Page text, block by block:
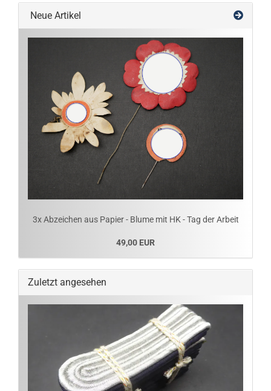
Neue Artikel
3x Abzeichen aus Papier - Blume mit HK - Tag der Arbeit
49,00 EUR
Zuletzt angesehen